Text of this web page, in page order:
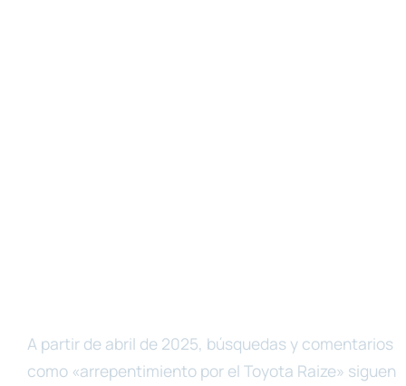
A partir de abril de 2025, búsquedas y comentarios
como «arrepentimiento por el Toyota Raize» siguen